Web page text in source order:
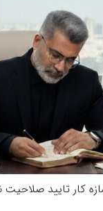
کار تایید